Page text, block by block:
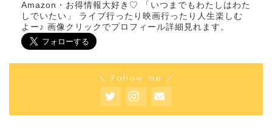
Amazon・お得情報大好き♡ 「いつまでもわたしはわた
しでいたい」 ライブ行ったり映画行ったり人生楽しむ
よー♪ 画像クリックでプロフィール詳細見れます。
＼ Follow me ／